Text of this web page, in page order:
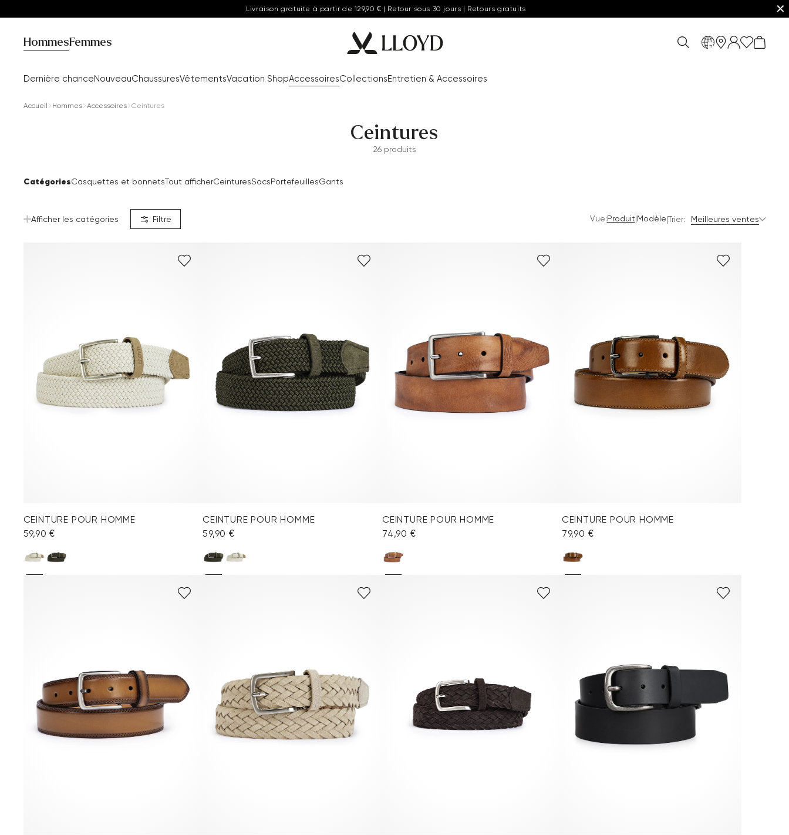
Livraison gratuite à partir de 129,90 € | Retour sous 30 jours | Retours gratuits ✕
Hommes
Dernière chanceNouveauChaussuresVêtementsVacation ShopAccessoiresCollectionsEntretien & Accessoires
Femmes fr
Accueil Hommes Accessoires Ceintures
Ceintures
26 produits
CatégoriesCasquettes et bonnetsTout afficherCeinturesSacsPortefeuillesGants
Afficher les catégories Filtre Vue:Produit|Modèle|Trier: Meilleures ventes
CEINTURE POUR HOMME
59,90 €
CEINTURE POUR HOMME
59,90 €
CEINTURE POUR HOMME
74,90 €
CEINTURE POUR HOMME
79,90 €